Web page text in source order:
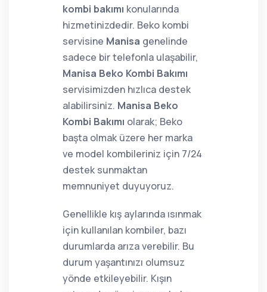
kombi bakımı konularında
hizmetinizdedir. Beko kombi
servisine Manisa genelinde
sadece bir telefonla ulaşabilir,
Manisa Beko Kombi Bakımı
servisimizden hızlıca destek
alabilirsiniz. Manisa Beko
Kombi Bakımı olarak; Beko
başta olmak üzere her marka
ve model kombileriniz için 7/24
destek sunmaktan
memnuniyet duyuyoruz.
Genellikle kış aylarında ısınmak
için kullanılan kombiler, bazı
durumlarda arıza verebilir. Bu
durum yaşantınızı olumsuz
yönde etkileyebilir. Kışın